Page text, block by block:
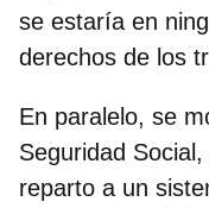
se estaría en
derechos de los
En paralelo, se
Seguridad
reparto a un